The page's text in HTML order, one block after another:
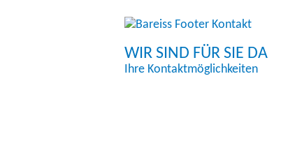
WIR SIND FÜR SIE DA
Ihre Kontaktmöglichkeiten